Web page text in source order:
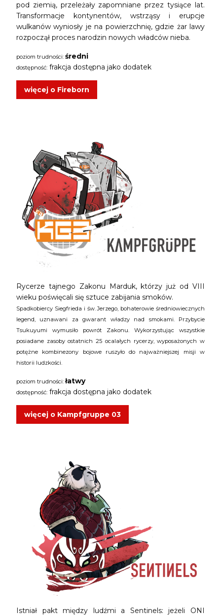
pod ziemią, przeleżały zapomniane przez tysiące lat.
Transformacje kontynentów, wstrząsy i erupcje
wulkanów wyniosły je na powierzchnię, gdzie żar lawy
rozpoczął proces narodzin nowych władców nieba.
poziom trudności: średni
dostępność: frakcja dostępna jako dodatek
więcej o Fireborn
Rycerze tajnego Zakonu Marduk, którzy już od VIII
wieku poświęcali się sztuce zabijania smoków.
Spadkobiercy Siegfrieda i św. Jerzego, bohaterowie średniowiecznych
legend, uznawani za gwarant władzy nad smokami. Przybycie
Tsukuyumi wymusiło powrót Zakonu. Wykorzystując wszystkie
posiadane zasoby ostatnich 25 ocalałych rycerzy, wyposażonych w
potężne kombinezony bojowe ruszyło do najważniejszej misji w
historii ludzkości.
poziom trudności:łatwy
dostępność: frakcja dostępna jako dodatek
więcej o Kampfgruppe 03
Istniał pakt między ludźmi a Sentinels: jeżeli ONI